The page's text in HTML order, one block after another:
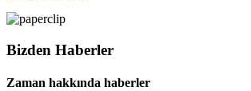
Bizden Haberler
Zaman hakkında haberler